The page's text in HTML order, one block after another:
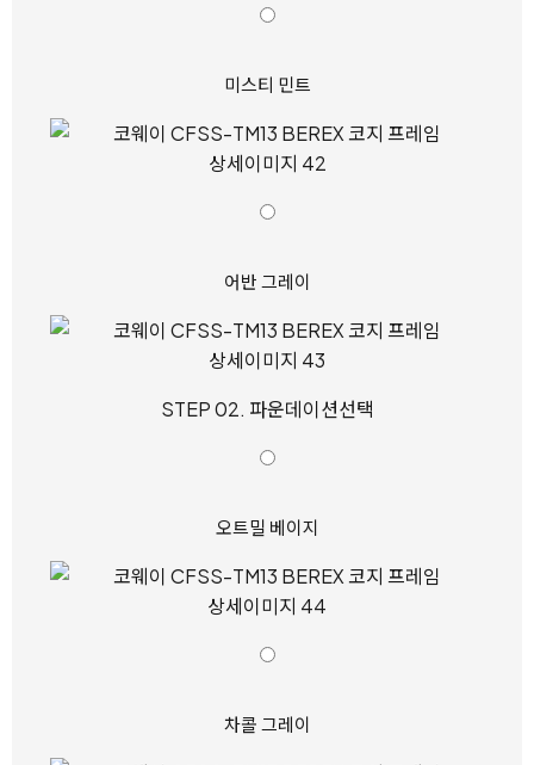
미스티 민트
어반 그레이
STEP 02. 파운데이션선택
오트밀 베이지
차콜 그레이